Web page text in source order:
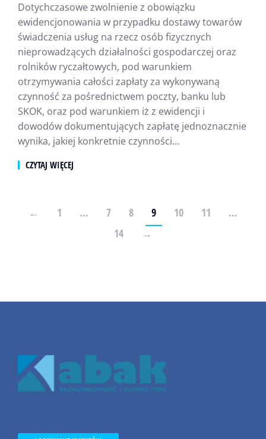
Dotychczasowe zwolnienie z obowiązku
ewidencjonowania w przypadku dostawy towarów
świadczenia usług na rzecz osób fizycznych
nieprowadzących działalności gospodarczej oraz
rolników ryczałtowych, pod warunkiem
otrzymywania całości zapłaty za wykonywaną
czynność za pośrednictwem poczty, banku lub
SKOK, oraz pod warunkiem iż z ewidencji i
dowodów dokumentujących zapłatę jednoznacznie
wynika, jakiej konkretnie czynności…
CZYTAJ WIĘCEJ
← 1 … 7 8 9 10 11
…
14
→